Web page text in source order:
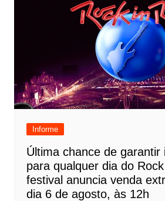
Informe
Última chance de garantir
para qualquer dia do
festival anuncia venda
dia 6 de agosto, às 12h